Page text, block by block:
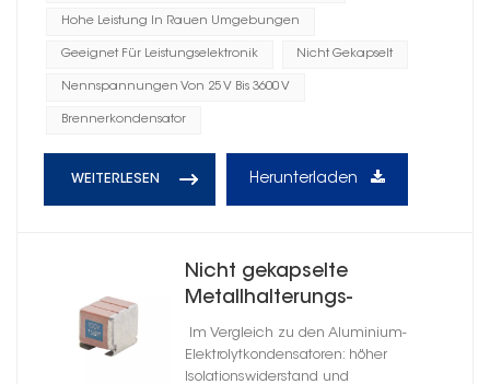
Hohe Leistung In Rauen Umgebungen
Geeignet Für Leistungselektronik Nicht Gekapselt
Nennspannungen Von 25 V Bis 3600 V
Brennerkondensator
WEITERLESEN Herunterladen
Nicht gekapselte
Metallhalterungs-
Keramikkondensatoren mit
hoher Zuverlässigkeit C0G
Im Vergleich zu den Aluminium-
Elektrolytkondensatoren: höher
Isolationswiderstand und